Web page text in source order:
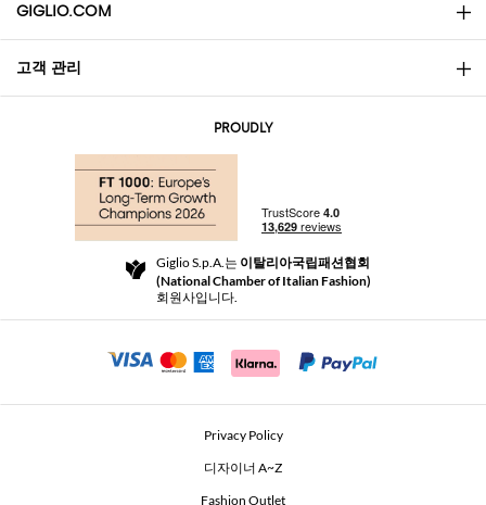
GIGLIO.COM
소개
Community Store
Beauty Seekers VIP Club
고객 관리
반품 및 환불
For a safe shopping experience
Security Communication
PROUDLY
Giglio S.p.A.는 이탈리아국립패션협회
(National Chamber of Italian Fashion)
회원사입니다.
Privacy Policy
디자이너 A~Z
Fashion Outlet